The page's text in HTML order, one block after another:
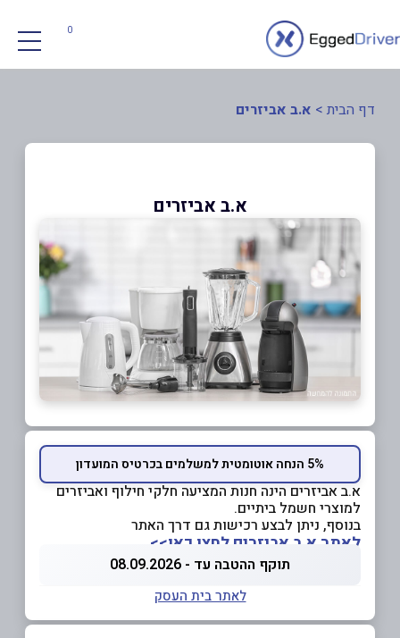
0
דף הבית > א.ב אביזרים
א.ב אביזרים
5% הנחה אוטומטית למשלמים בכרטיס המועדון
א.ב אביזרים הינה חנות המציעה חלקי חילוף ואביזרים
למוצרי חשמל ביתיים.
בנוסף, ניתן לבצע רכישות גם דרך האתר
לאתר א.ב אביזרים לחצו כאן>>
תוקף ההטבה עד - 08.09.2026
לאתר בית העסק